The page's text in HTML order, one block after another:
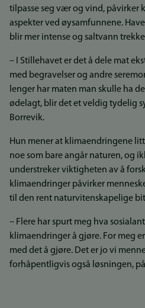
tilpasse seg vær og vind, påvirker
aspekter ved øysamfunnene.
blir mer intense og saltvann
– I Stillehavet er det å dele mat
med begravelser og andre
lenger har maten man skulle ha
ødelagt, blir det et veldig tydelig
Borrevik.
Hun mener at klimaendringene
noe som bare angår naturen, og
understreker viktigheten av å
klimaendringer påvirker
til den rent naturvitenskapelige
– Flere har spurt meg hva
klimaendringer å gjøre. For meg
med det å gjøre. Det er jo vi
forhåpentligvis også løsningen,